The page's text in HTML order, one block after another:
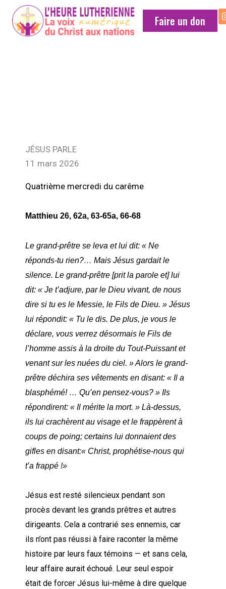
Faire un don
JÉSUS PARLE
11 mars 2026
Quatrième mercredi du carême
Matthieu 26, 62a, 63-65a, 66-68
Le grand-prêtre se leva et lui dit: « Ne
réponds-tu rien?… Mais Jésus gardait le
silence. Le grand-prêtre [prit la parole et] lui
dit: « Je t’adjure, par le Dieu vivant, de nous
dire si tu es le Messie, le Fils de Dieu. » Jésus
lui répondit: « Tu le dis. De plus, je vous le
déclare, vous verrez désormais le Fils de
l’homme assis à la droite du Tout-Puissant et
venant sur les nuées du ciel. » Alors le grand-
prêtre déchira ses vêtements en disant: « Il a
blasphémé! … Qu’en pensez-vous? » Ils
répondirent: « Il mérite la mort. » Là-dessus,
ils lui crachèrent au visage et le frappèrent à
coups de poing; certains lui donnaient des
gifles en disant:« Christ, prophétise-nous qui
t’a frappé !»
Jésus est resté silencieux pendant son
procès devant les grands prêtres et autres
dirigeants. Cela a contrarié ses ennemis, car
ils n’ont pas réussi à faire raconter la même
histoire par leurs faux témoins — et sans cela,
leur affaire aurait échoué. Leur seul espoir
était de forcer Jésus lui-même à dire quelque